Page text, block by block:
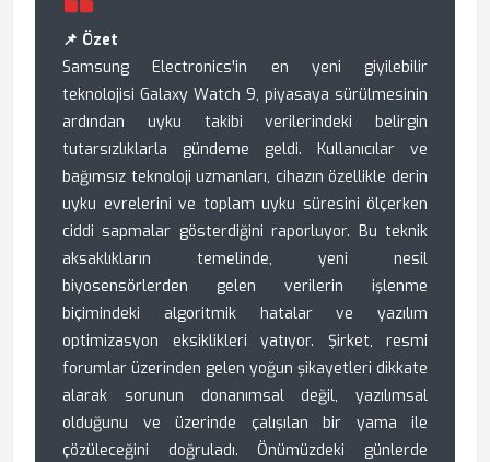
📌 Özet
Samsung Electronics'in en yeni giyilebilir
teknolojisi Galaxy Watch 9, piyasaya sürülmesinin
ardından uyku takibi verilerindeki belirgin
tutarsızlıklarla gündeme geldi. Kullanıcılar ve
bağımsız teknoloji uzmanları, cihazın özellikle derin
uyku evrelerini ve toplam uyku süresini ölçerken
ciddi sapmalar gösterdiğini raporluyor. Bu teknik
aksaklıkların temelinde, yeni nesil
biyosensörlerden gelen verilerin işlenme
biçimindeki algoritmik hatalar ve yazılım
optimizasyon eksiklikleri yatıyor. Şirket, resmi
forumlar üzerinden gelen yoğun şikayetleri dikkate
alarak sorunun donanımsal değil, yazılımsal
olduğunu ve üzerinde çalışılan bir yama ile
çözüleceğini doğruladı. Önümüzdeki günlerde